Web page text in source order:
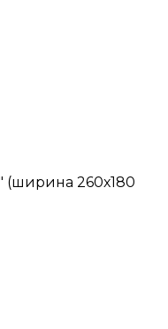
(ширина 260х180